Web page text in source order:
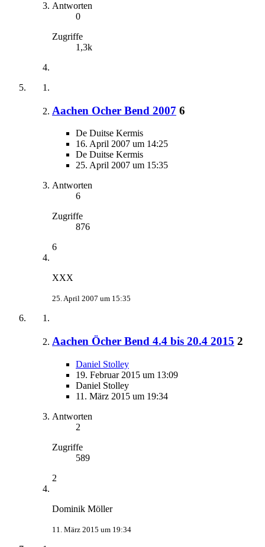
Antworten
0
Zugriffe
1,3k
Aachen Ocher Bend 2007 6
De Duitse Kermis
16. April 2007 um 14:25
De Duitse Kermis
25. April 2007 um 15:35
Antworten
6
Zugriffe
876
6
XXX
25. April 2007 um 15:35
Aachen Öcher Bend 4.4 bis 20.4 2015 2
Daniel Stolley
19. Februar 2015 um 13:09
Daniel Stolley
11. März 2015 um 19:34
Antworten
2
Zugriffe
589
2
Dominik Möller
11. März 2015 um 19:34